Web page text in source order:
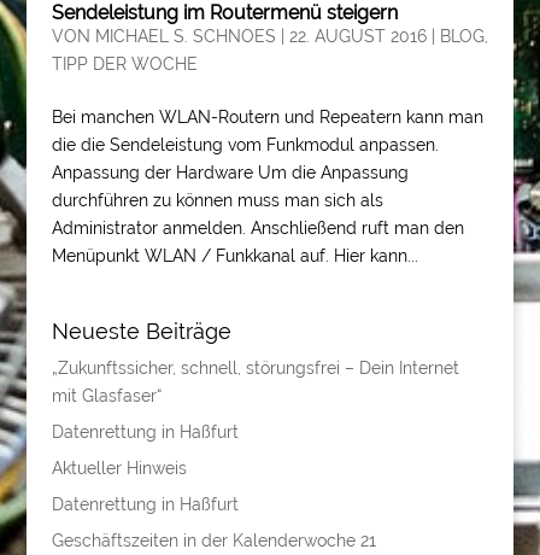
Sendeleistung im Routermenü steigern
VON MICHAEL S. SCHNOES 22. AUGUST 2016| BLOG,
TIPP DER WOCHE
Bei manchen WLAN-Routern und Repeatern kann man
die die Sendeleistung vom Funkmodul anpassen.
Anpassung der Hardware Um die Anpassung
durchführen zu können muss man sich als
Administrator anmelden. Anschließend ruft man den
Menüpunkt WLAN / Funkkanal auf. Hier kann...
Neueste Beiträge
„Zukunftssicher, schnell, störungsfrei – Dein Internet
mit Glasfaser“
Datenrettung in Haßfurt
Aktueller Hinweis
Datenrettung in Haßfurt
Geschäftszeiten in der Kalenderwoche 21